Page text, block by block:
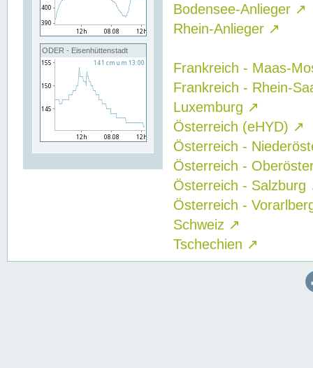
ODER - Eisenhüttenstadt
Bodensee-Anlieger ↗
Rhein-Anlieger ↗
Frankreich - Maas-
Frankreich - Rhein-
Luxemburg ↗
Österreich (eHYD) ↗
Österreich -
Österreich -
Österreich - Salzburg
Österreich -
Schweiz ↗
Tschechien ↗